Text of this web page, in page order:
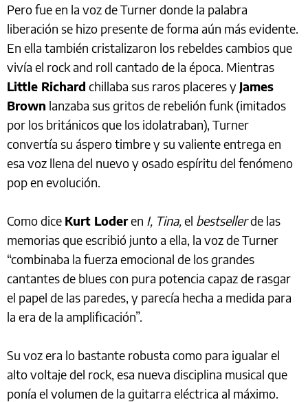
Pero fue en la voz de Turner donde la palabra
liberación se hizo presente de forma aún más evidente.
En ella también cristalizaron los rebeldes cambios que
vivía el rock and roll cantado de la época. Mientras
Little Richard chillaba sus raros placeres y James
Brown lanzaba sus gritos de rebelión funk (imitados
por los británicos que los idolatraban), Turner
convertía su áspero timbre y su valiente entrega en
esa voz llena del nuevo y osado espíritu del fenómeno
pop en evolución.
Como dice Kurt Loderen I, Tina, el bestsellerde las
memorias que escribió junto a ella, la voz de Turner
“combinaba la fuerza emocional de los grandes
cantantes de blues con pura potencia capaz de rasgar
el papel de las paredes, y parecía hecha a medida para
la era de la amplificación”.
Su voz era lo bastante robusta como para igualar el
alto voltaje del rock, esa nueva disciplina musical que
ponía el volumen de la guitarra eléctrica al máximo.